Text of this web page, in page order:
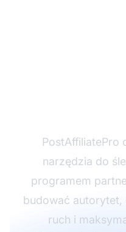
PostAffiliatePro
narzędzia do
programem
budować
ruch i